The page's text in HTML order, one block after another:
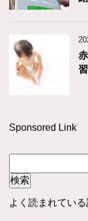
Sponsored Link
よく読まれてい